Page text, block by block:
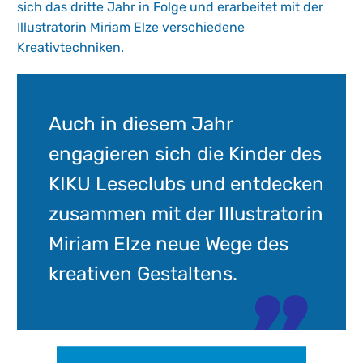
sich das dritte Jahr in Folge und erarbeitet mit der
Illustratorin Miriam Elze verschiedene
Kreativtechniken.
Auch in diesem Jahr
engagieren sich die Kinder des
KIKU Leseclubs und entdecken
zusammen mit der Illustratorin
Miriam Elze neue Wege des
kreativen Gestaltens.